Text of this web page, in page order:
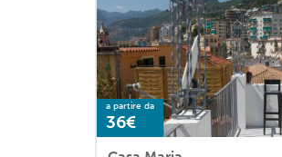
a partire da
36€